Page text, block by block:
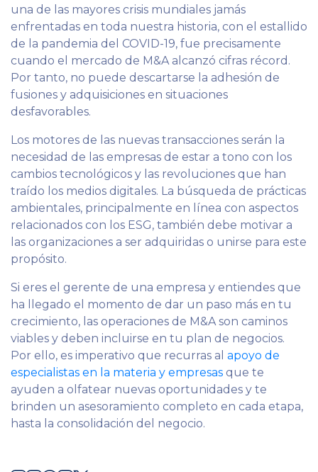
una de las mayores crisis mundiales jamás
enfrentadas en toda nuestra historia, con el estallido
de la pandemia del COVID-19, fue precisamente
cuando el mercado de M&A alcanzó cifras récord.
Por tanto, no puede descartarse la adhesión de
fusiones y adquisiciones en situaciones
desfavorables.
Los motores de las nuevas transacciones serán la
necesidad de las empresas de estar a tono con los
cambios tecnológicos y las revoluciones que han
traído los medios digitales. La búsqueda de prácticas
ambientales, principalmente en línea con aspectos
relacionados con los ESG, también debe motivar a
las organizaciones a ser adquiridas o unirse para este
propósito.
Si eres el gerente de una empresa y entiendes que
ha llegado el momento de dar un paso más en tu
crecimiento, las operaciones de M&A son caminos
viables y deben incluirse en tu plan de negocios.
Por ello, es imperativo que recurras al apoyo de
especialistas en la materia y empresas que te
ayuden a olfatear nuevas oportunidades y te
brinden un asesoramiento completo en cada etapa,
hasta la consolidación del negocio.